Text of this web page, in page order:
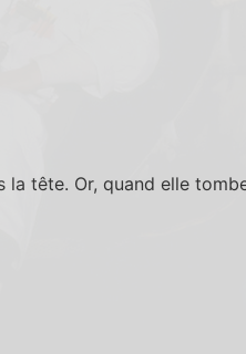
la tête. Or, quand elle